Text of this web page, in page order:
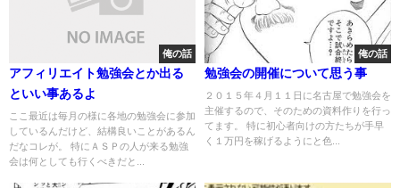
俺の話
アフィリエイト勉強会とか出る
といい事あるよ
ここ最近は毎月の様に各地の勉強会に参加
しているんだけど、結構良いことがあるん
だなコレが。 特にＡＳＰの人が来る勉強
会は何としても行くべきだと...
俺の話
勉強会の開催について思う事
２０１５年４月１１日に名古屋で勉強会を
主催するので、そのための資料作りを行っ
てます。 特に初心者向けの方たちが手早
く１万円を稼げるようにと色...